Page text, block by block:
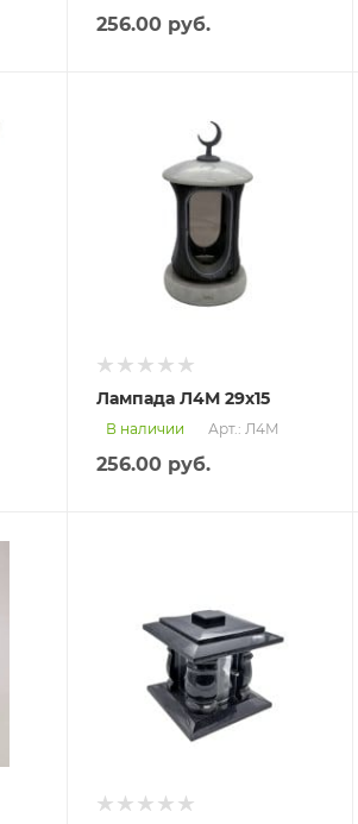
256.00 руб.
Лампада Л4М 29х15
В наличии Арт.: Л4М
256.00 руб.